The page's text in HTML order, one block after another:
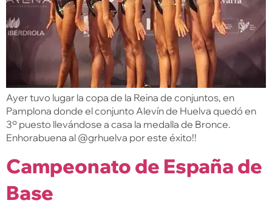
Ayer tuvo lugar la copa de la Reina de conjuntos, en
Pamplona donde el conjunto Alevín de Huelva quedó en
3º puesto llevándose a casa la medalla de Bronce.
Enhorabuena al @grhuelva por este éxito!!
Campeonato de España de
Base